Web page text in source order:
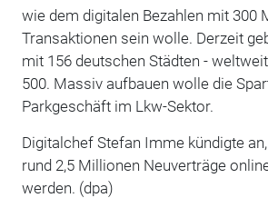
wie dem digitalen Bezahlen mit 300
Transaktionen sein wolle. Derzeit
mit 156 deutschen Städten -
500. Massiv aufbauen wolle die
Parkgeschäft im Lkw-Sektor.
Digitalchef Stefan Imme kündigte
rund 2,5 Millionen Neuverträge
werden. (dpa)